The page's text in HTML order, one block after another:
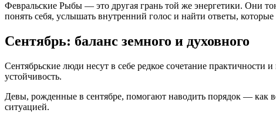
Февральские Рыбы — это другая грань той же энергетики. Они
понять себя, услышать внутренний голос и найти ответы,
Сентябрь: баланс земного и духовного
Сентябрьские люди несут в себе редкое сочетание
устойчивость.
Девы, рожденные в сентябре, помогают наводить порядок — как
ситуацией.